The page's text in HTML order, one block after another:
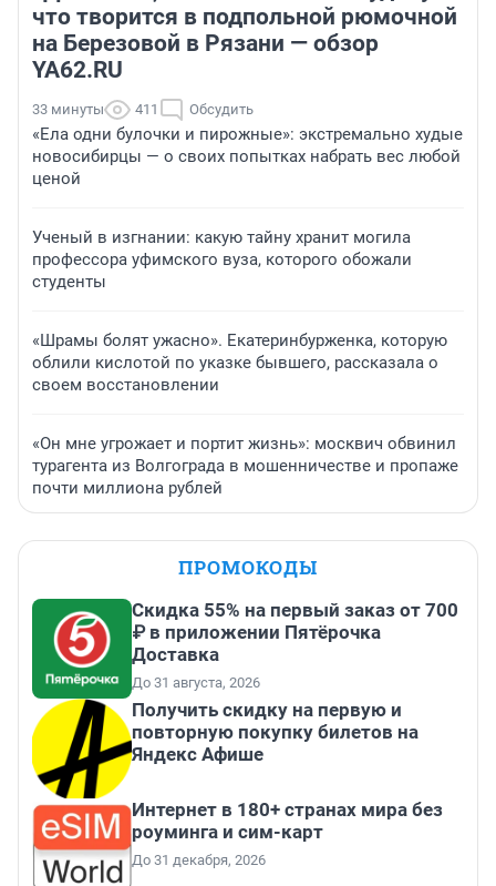
что творится в подпольной рюмочной
на Березовой в Рязани — обзор
YA62.RU
33 минуты 411 Обсудить
«Ела одни булочки и пирожные»: экстремально худые
новосибирцы — о своих попытках набрать вес любой
ценой
Ученый в изгнании: какую тайну хранит могила
профессора уфимского вуза, которого обожали
студенты
«Шрамы болят ужасно». Екатеринбурженка, которую
облили кислотой по указке бывшего, рассказала о
своем восстановлении
«Он мне угрожает и портит жизнь»: москвич обвинил
турагента из Волгограда в мошенничестве и пропаже
почти миллиона рублей
ПРОМОКОДЫ
Скидка 55% на первый заказ от 700
₽ в приложении Пятёрочка
Доставка
До 31 августа, 2026
Получить скидку на первую и
повторную покупку билетов на
Яндекс Афише
Интернет в 180+ странах мира без
роуминга и сим-карт
До 31 декабря, 2026